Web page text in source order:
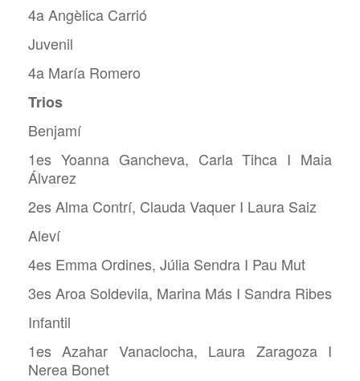
4a Angèlica Carrió
Juvenil
4a María Romero
Trios
Benjamí
1es Yoanna Gancheva, Carla Tihca I Maia
Álvarez
2es Alma Contrí, Clauda Vaquer I Laura Saiz
Aleví
4es Emma Ordines, Júlia Sendra I Pau Mut
3es Aroa Soldevila, Marina Más I Sandra Ribes
Infantil
1es Azahar Vanaclocha, Laura Zaragoza I
Nerea Bonet